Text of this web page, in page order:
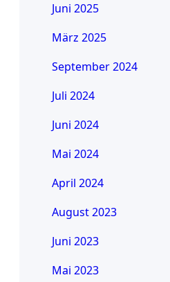
Juni 2025
März 2025
September 2024
Juli 2024
Juni 2024
Mai 2024
April 2024
August 2023
Juni 2023
Mai 2023